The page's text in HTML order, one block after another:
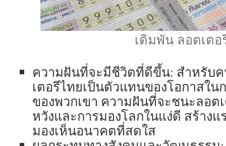
เดิมพัน ลอตเตอ
ความฝันที่จะมีชีวิตที่ดีขึ้น: สำหรับ
เตอรีไทยเป็นตัวแทนของโอกาสใน
ของพวกเขา ความฝันที่จะชนะลอต
หวังและการมองโลกในแง่ดี สร้าง
มองเห็นอนาคตที่สดใส